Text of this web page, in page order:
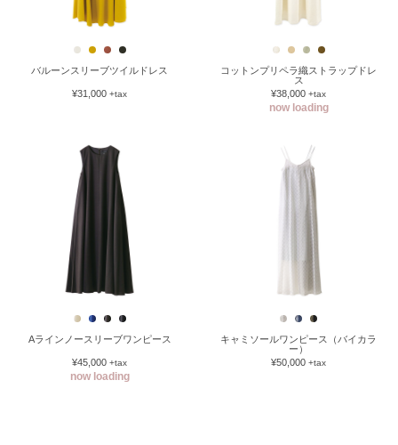
バルーンスリーブツイルドレス
¥31,000 +tax
コットンプリペラ織ストラップドレ
ス
¥38,000 +tax
now loading
Aラインノースリーブワンピース
¥45,000 +tax
now loading
キャミソールワンピース（バイカラ
ー）
¥50,000 +tax